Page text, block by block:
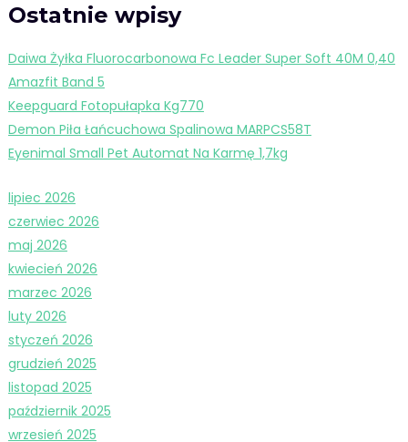
Ostatnie wpisy
Daiwa Żyłka Fluorocarbonowa Fc Leader Super Soft 40M 0,40
Amazfit Band 5
Keepguard Fotopułapka Kg770
Demon Piła Łańcuchowa Spalinowa MARPCS58T
Eyenimal Small Pet Automat Na Karmę 1,7kg
lipiec 2026
czerwiec 2026
maj 2026
kwiecień 2026
marzec 2026
luty 2026
styczeń 2026
grudzień 2025
listopad 2025
październik 2025
wrzesień 2025